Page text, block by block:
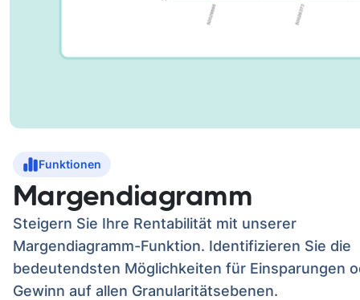
Funktionen
Margendiagramm
Steigern Sie Ihre Rentabilität mit unserer
Margendiagramm-Funktion. Identifizieren Sie die
bedeutendsten Möglichkeiten für Einsparungen
Gewinn auf allen Granularitätsebenen.